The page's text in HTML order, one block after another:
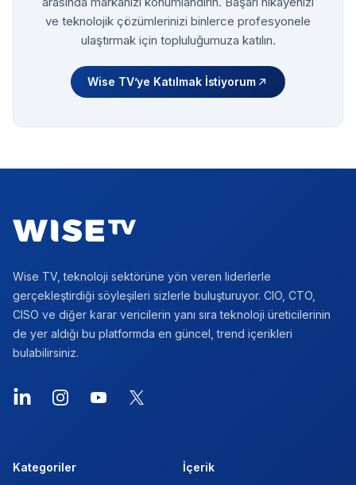
ve teknolojik çözümlerinizi binlerce profesyonele
ulaştırmak için topluluğumuza katılın.
Wise TV’ye Katılmak İstiyorum
Wise TV, teknoloji sektörüne yön veren liderlerle
gerçekleştirdiği söyleşileri sizlerle buluşturuyor. CIO, CTO,
CISO ve diğer karar vericilerin yanı sıra teknoloji üreticilerinin
de yer aldığı bu platformda en güncel, trend içerikleri
bulabilirsiniz.
LinkedInInstagramYouTube
X
Kategoriler İçerik